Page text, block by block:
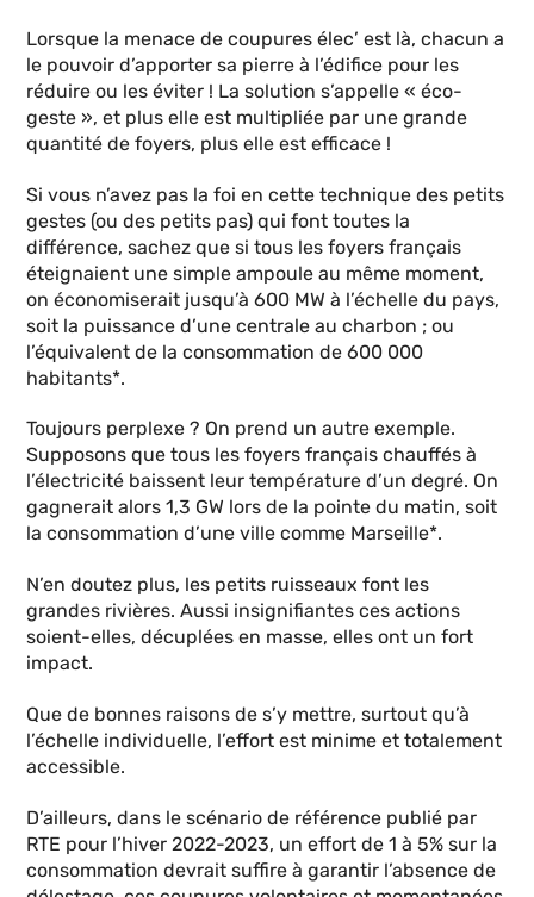
Lorsque la menace de coupures élec’ est là, chacun a
le pouvoir d’apporter sa pierre à l’édifice pour les
réduire ou les éviter ! La solution s’appelle « éco-
geste », et plus elle est multipliée par une grande
quantité de foyers, plus elle est efficace !
Si vous n’avez pas la foi en cette technique des petits
gestes (ou des petits pas) qui font toutes la
différence, sachez que si tous les foyers français
éteignaient une simple ampoule au même moment,
on économiserait jusqu’à 600 MW à l’échelle du pays,
soit la puissance d’une centrale au charbon ; ou
l’équivalent de la consommation de 600 000
habitants*.
Toujours perplexe ? On prend un autre exemple.
Supposons que tous les foyers français chauffés à
l’électricité baissent leur température d’un degré. On
gagnerait alors 1,3 GW lors de la pointe du matin, soit
la consommation d’une ville comme Marseille*.
N’en doutez plus, les petits ruisseaux font les
grandes rivières. Aussi insignifiantes ces actions
soient-elles, décuplées en masse, elles ont un fort
impact.
Que de bonnes raisons de s’y mettre, surtout qu’à
l’échelle individuelle, l’effort est minime et totalement
accessible.
D’ailleurs, dans le scénario de référence publié par
RTE pour l’hiver 2022-2023, un effort de 1 à 5% sur la
consommation devrait suffire à garantir l’absence de